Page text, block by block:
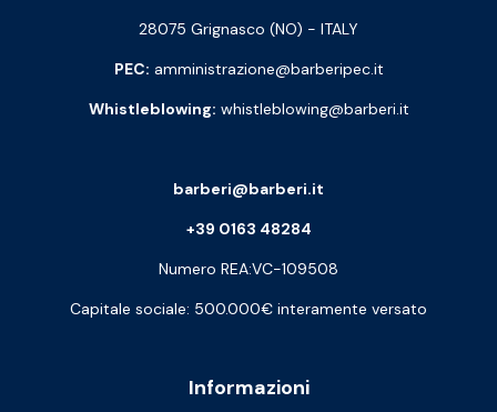
28075 Grignasco (NO) - ITALY
PEC: amministrazione@barberipec.it
Whistleblowing: whistleblowing@barberi.it
Informazioni
barberi@barberi.it
+39 0163 48284
Numero REA:VC-109508
Capitale sociale: 500.000€ interamente versato